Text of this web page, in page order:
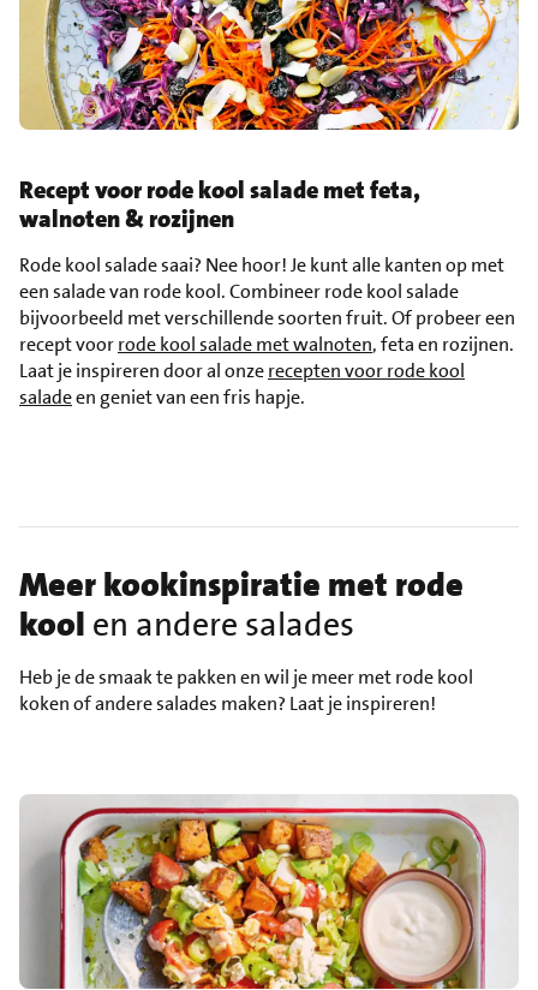
Recept voor rode kool salade met feta,
walnoten & rozijnen
Rode kool salade saai? Nee hoor! Je kunt alle kanten op met
een salade van rode kool. Combineer rode kool salade
bijvoorbeeld met verschillende soorten fruit. Of probeer een
recept voorrode kool salade met walnoten, feta en rozijnen.
Laat je inspireren door al onzerecepten voor rode kool
saladeen geniet van een fris hapje.
Meer kookinspiratie met rode
kool en andere salades
Heb je de smaak te pakken en wil je meer met rode kool
koken of andere salades maken? Laat je inspireren!